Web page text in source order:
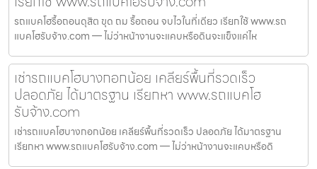
รถแบคโฮรื้อถอนดุสิต ขุด ถม รื้อถอน จบไวในที่เดียว เรียกใช้ www.รถ
แบคโฮรับจ้าง.com — ไม่ว่าหน้างานจะแคบหรือดินจะแข็งแค่ไห
เช่ารถแบคโฮบางกอกน้อย เคลียร์พื้นที่รวดเร็ว
ปลอดภัย ได้มาตรฐาน เรียกหา www.รถแบคโฮ
รับจ้าง.com
เช่ารถแบคโฮบางกอกน้อย เคลียร์พื้นที่รวดเร็ว ปลอดภัย ได้มาตรฐาน
เรียกหา www.รถแบคโฮรับจ้าง.com — ไม่ว่าหน้างานจะแคบหรือดิ